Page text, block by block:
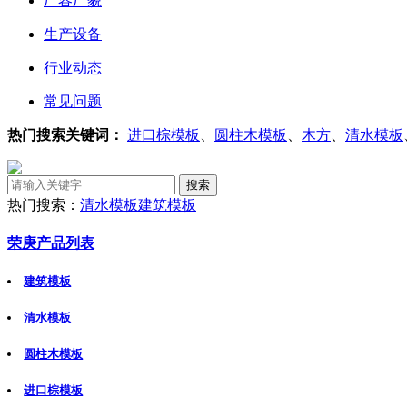
生产设备
行业动态
常见问题
热门搜索关键词： 进口棕模板 圆柱木模板 木方 清水模板
热门搜索： 清水模板建筑模板
荣庚产品列表
建筑模板
清水模板
圆柱木模板
进口棕模板